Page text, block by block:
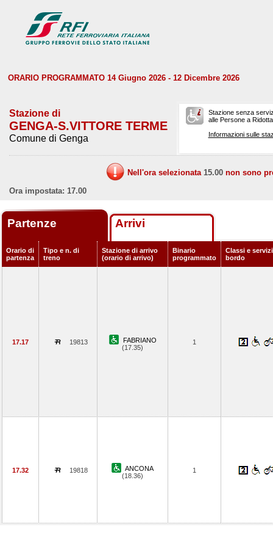
ORARIO PROGRAMMATO 14 Giugno 2026 - 12 Dicembre 2026
Stazione di
GENGA-S.VITTORE TERME
Comune di Genga
Stazione senza
alle Persone a
Informazioni sulle
Nell'ora selezionata 15.00 non sono
Ora impostata: 17.00
Partenze Arrivi
Orario di
partenza
Tipo e n. di
treno
Stazione di arrivo
(orario di arrivo)
Binario
programmato
Classi e
bordo
17.17 19813
FABRIANO
(17.35)
1
17.32 19818
ANCONA
(18.36)
1